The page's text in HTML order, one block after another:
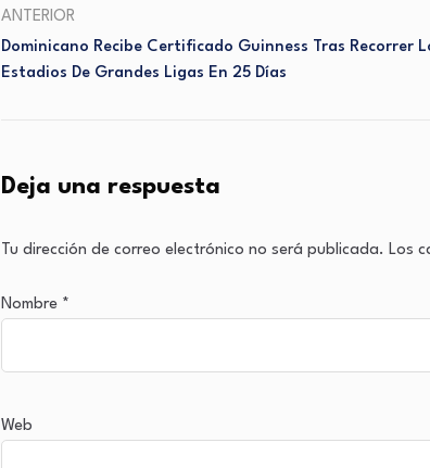
ANTERIOR
Dominicano Recibe Certificado Guinness Tras Recorrer
Estadios De Grandes Ligas En 25 Días
Deja una respuesta
Tu dirección de correo electrónico no será publicada. Los
Nombre *
Web